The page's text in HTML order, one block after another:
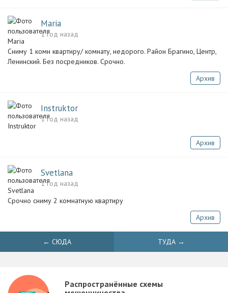
Maria
1 год назад
Сниму 1 комн квартиру/ комнату, недорого. Район Брагино, Центр,
Ленинский. Без посредников. Срочно.
Архив
Instruktor
1 год назад
Архив
Svetlana
1 год назад
Срочно сниму 2 комнатную квартиру
Архив
← СЮДА ТУДА →
Распространённые схемы